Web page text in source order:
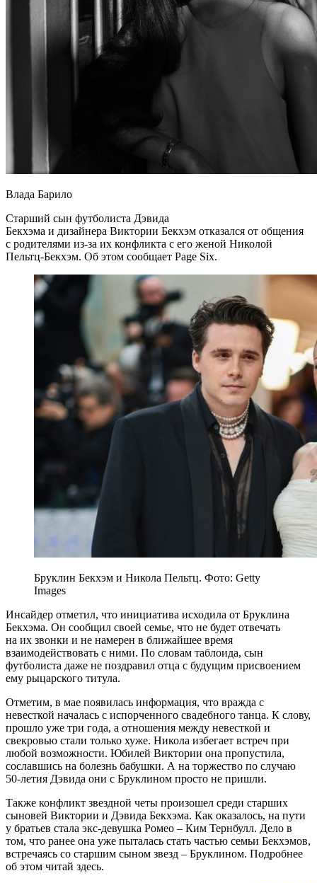
Влада Барило
Старший сын футболиста Дэвида
Бекхэма и дизайнера Виктории Бекхэм отказался от общения
с родителями из-за их конфликта с его женой Николой
Пельтц-Бекхэм. Об этом сообщает Page Six.
Бруклин Бекхэм и Никола Пельтц. Фото: Getty
Images
Инсайдер отметил, что инициатива исходила от Бруклина
Бекхэма. Он сообщил своей семье, что не будет отвечать
на их звонки и не намерен в ближайшее время
взаимодействовать с ними. По словам таблоида, сын
футболиста даже не поздравил отца с будущим присвоением
ему рыцарского титула.
Отметим, в мае появилась информация, что вражда с
невесткой началась с испорченного свадебного танца. К слову,
прошло уже три года, а отношения между невесткой и
свекровью стали только хуже. Никола избегает встреч при
любой возможности. Юбилей Виктории она пропустила,
сославшись на болезнь бабушки. А на торжество по случаю
50-летия Дэвида они с Бруклином просто не пришли.
Также конфликт звездной четы произошел среди старших
сыновей Виктории и Дэвида Бекхэма. Как оказалось, на пути
у братьев стала экс-девушка Ромео – Ким Тернбулл. Дело в
том, что ранее она уже пыталась стать частью семьи Бекхэмов,
встречаясь со старшим сыном звезд – Бруклином. Подробнее
об этом читай здесь.